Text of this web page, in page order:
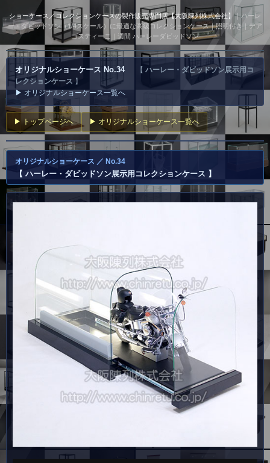
ショーケース／コレクションケースの製作販売専門店【大阪陳列株式会社】｜ハーレ
ー・ダビッドソン（1/4スケール）に最適な高級コレクションケース｜照明付き｜デア
ゴスティーニ｜週間 ハーレーダビッドソン
オリジナルショーケース No.34 【 ハーレー・ダビッドソン展示用コ
レクションケース 】
▶ オリジナルショーケース一覧へ
▶ トップページへ ▶ オリジナルショーケース一覧へ
オリジナルショーケース ／ No.34
【 ハーレー・ダビッドソン展示用コレクションケース 】